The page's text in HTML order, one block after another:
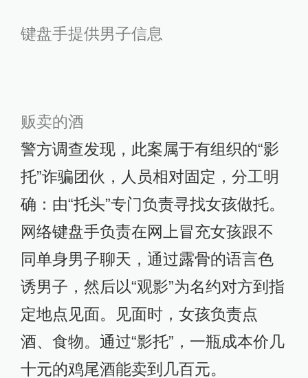
键盘手提供男子信息
贩卖的酒
警方调查发现，此案属于有组织的“影
托”诈骗团伙，人员相对固定，分工明
确：由“托头”专门负责寻找女孩做托。
网络键盘手负责在网上冒充女孩跟不
同单身男子聊天，通过露骨的语言色
诱男子，然后以“观影”为名约对方到指
定地点见面。见面时，女孩负责点
酒、食物。通过“影托”，一瓶成本价几
十元的鸡尾酒能卖到几百元。